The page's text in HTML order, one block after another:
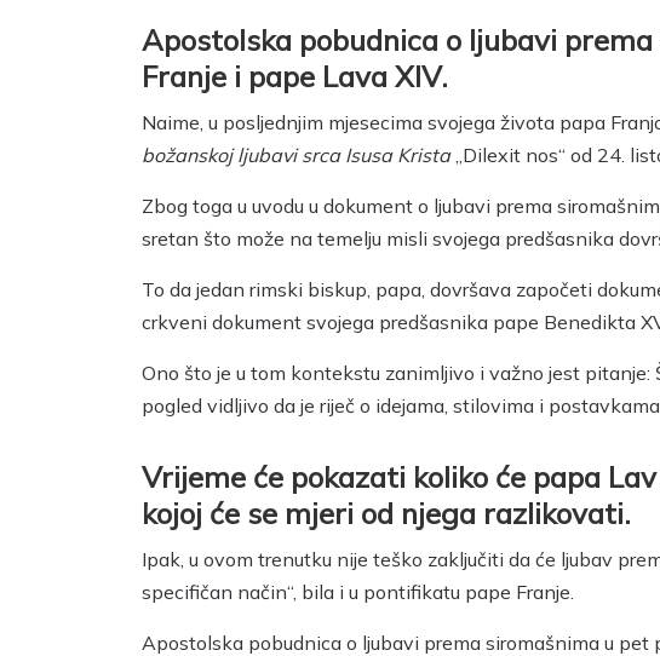
Apostolska pobudnica o ljubavi
Franje i pape Lava XIV.
Naime, u posljednjim mjesecima svojega života papa
božanskoj ljubavi srca Isusa Krista„Dilexit nos“ od 24.
Zbog toga u uvodu u dokument o ljubavi prema
sretan što može na temelju misli svojega predšasnika
To da jedan rimski biskup, papa, dovršava započeti
crkveni dokument svojega predšasnika pape Benedikta
Ono što je u tom kontekstu zanimljivo i važno jest
pogled vidljivo da je riječ o idejama, stilovima i
Vrijeme će pokazati koliko će papa
kojoj će se mjeri od njega razlikovati.
Ipak, u ovom trenutku nije teško zaključiti da će ljubav
specifičan način“, bila i u pontifikatu pape Franje.
Apostolska pobudnica o ljubavi prema siromašnima u